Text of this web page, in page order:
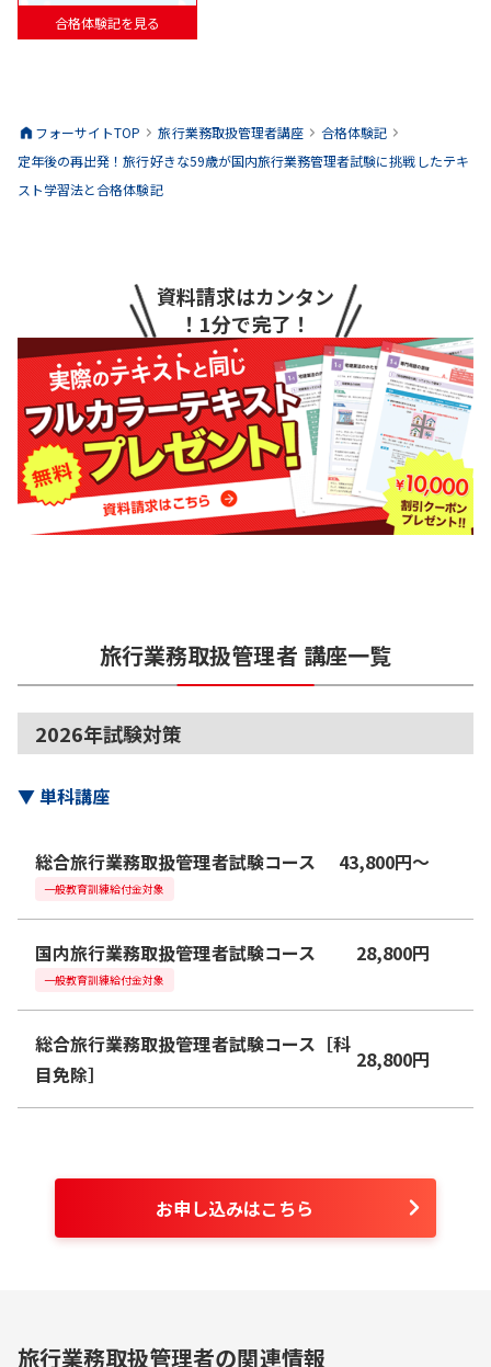
合格体験記を見る
フォーサイトTOP 旅行業務取扱管理者講座
合格体験記
定年後の再出発！旅行好きな59歳が国内旅行業務管理者試験に挑戦したテキ
スト学習法と合格体験記
資料請求はカンタン
！1分で完了！
旅行業務取扱管理者 講座一覧
2026年試験対策
▼単科講座
総合旅行業務取扱管理者試験コース 43,800円〜
一般教育訓練給付金対象
国内旅行業務取扱管理者試験コース 28,800円
一般教育訓練給付金対象
総合旅行業務取扱管理者試験コース［科
目免除］
28,800円
お申し込みはこちら
旅行業務取扱管理者の関連情報